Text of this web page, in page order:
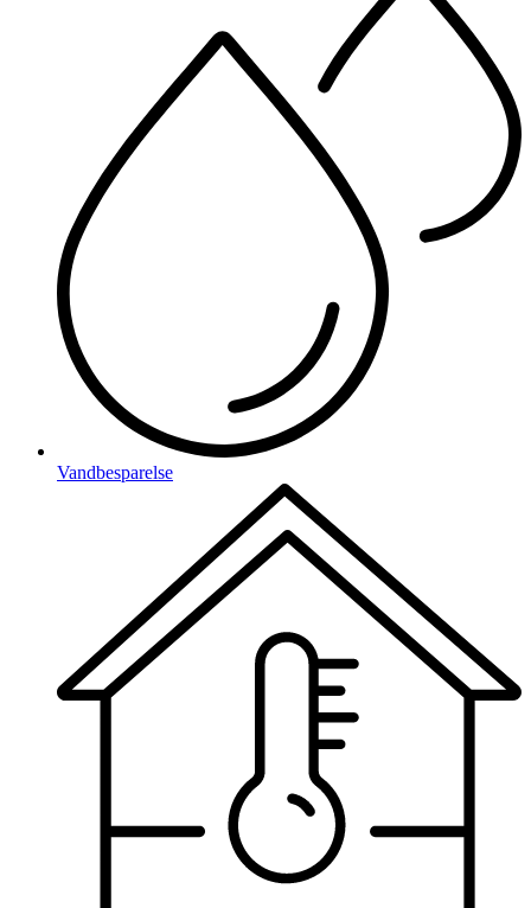
Vandbesparelse